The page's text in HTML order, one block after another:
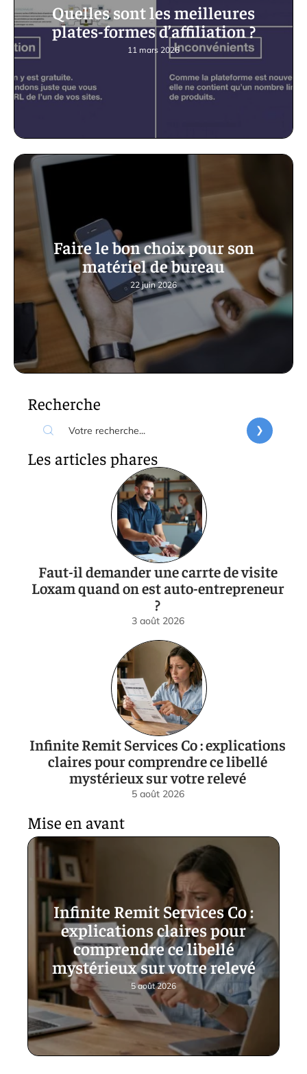
Quelles sont les meilleures
plates-formes d’affiliation ?
11 mars 2026
Faire le bon choix pour son
matériel de bureau
22 juin 2026
Recherche
Les articles phares
Faut-il demander une carrte de visite
Loxam quand on est auto-entrepreneur
?
3 août 2026
Infinite Remit Services Co : explications
claires pour comprendre ce libellé
mystérieux sur votre relevé
5 août 2026
Mise en avant
Infinite Remit Services Co :
explications claires pour
comprendre ce libellé
mystérieux sur votre relevé
5 août 2026